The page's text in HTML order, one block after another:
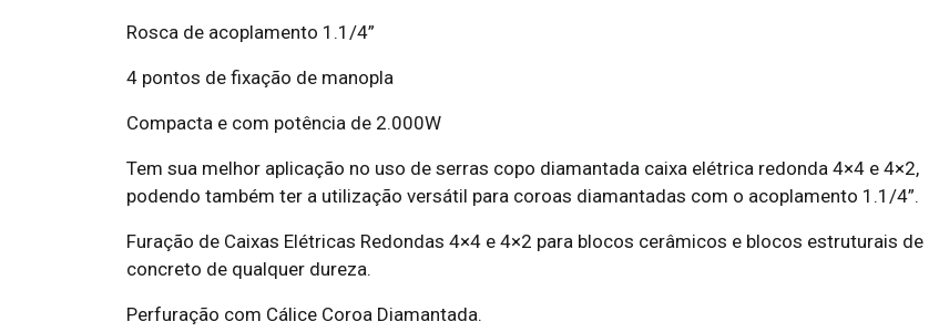
Rosca de acoplamento 1.1/4”
4 pontos de fixação de manopla
Compacta e com potência de 2.000W
Tem sua melhor aplicação no uso de serras copo diamantada caixa elétrica redonda 4×4 e 4×2,
podendo também ter a utilização versátil para coroas diamantadas com o acoplamento 1.1/4”.
Furação de Caixas Elétricas Redondas 4×4 e 4×2 para blocos cerâmicos e blocos estruturais de
concreto de qualquer dureza.
Perfuração com Cálice Coroa Diamantada.